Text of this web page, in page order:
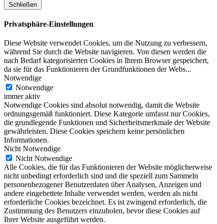
Schließen
Privatsphäre-Einstellungen
Diese Website verwendet Cookies, um die Nutzung zu verbessern,
während Sie durch die Website navigieren. Von diesen werden die
nach Bedarf kategorisierten Cookies in Ihrem Browser gespeichert,
da sie für das Funktionieren der Grundfunktionen der Webs...
Notwendige
Notwendige
immer aktiv
Notwendige Cookies sind absolut notwendig, damit die Website
ordnungsgemäß funktioniert. Diese Kategorie umfasst nur Cookies,
die grundlegende Funktionen und Sicherheitsmerkmale der Website
gewährleisten. Diese Cookies speichern keine persönlichen
Informationen.
Nicht Notwendige
Nicht Notwendige
Alle Cookies, die für das Funktionieren der Website möglicherweise
nicht unbedingt erforderlich sind und die speziell zum Sammeln
personenbezogener Benutzerdaten über Analysen, Anzeigen und
andere eingebettete Inhalte verwendet werden, werden als nicht
erforderliche Cookies bezeichnet. Es ist zwingend erforderlich, die
Zustimmung des Benutzers einzuholen, bevor diese Cookies auf
Ihrer Website ausgeführt werden.